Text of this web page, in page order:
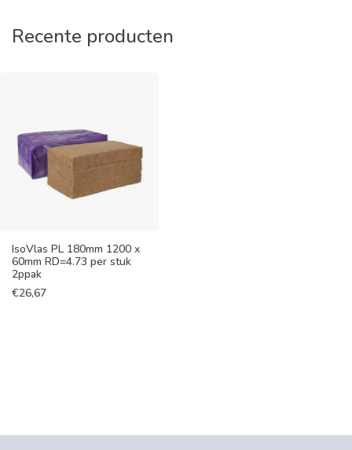
Recente producten
IsoVlas PL 180mm 1200 x
60mm RD=4.73 per stuk
2ppak
€26,67